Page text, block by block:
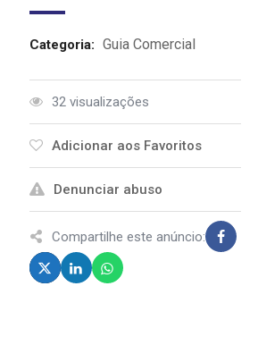
Categoria: Guia Comercial
32 visualizações
Adicionar aos Favoritos
Denunciar abuso
Compartilhe este anúncio: